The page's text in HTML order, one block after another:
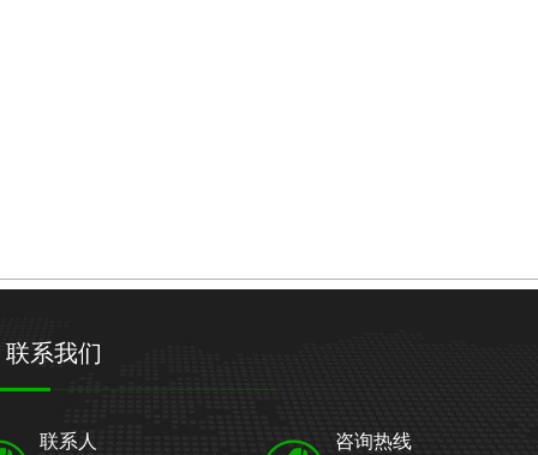
联系我们
联系人 咨询热线